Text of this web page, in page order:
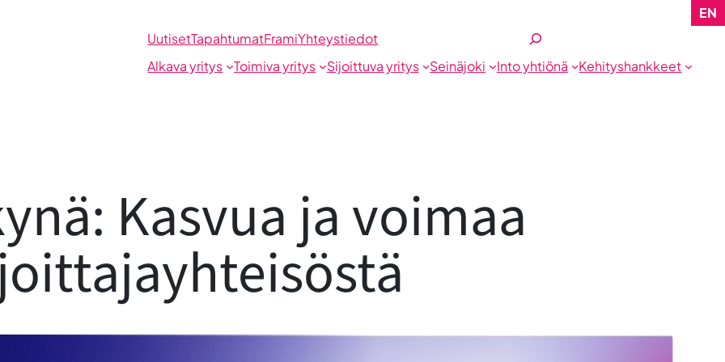
UutisetTapahtumatFramiYhteystiedot
Etsi
Alkava yritys
Toimiva yritys Sijoittuva yritys Seinäjoki Into yhtiönä Kehityshankkeet
EN
Kasvua ja voimaa